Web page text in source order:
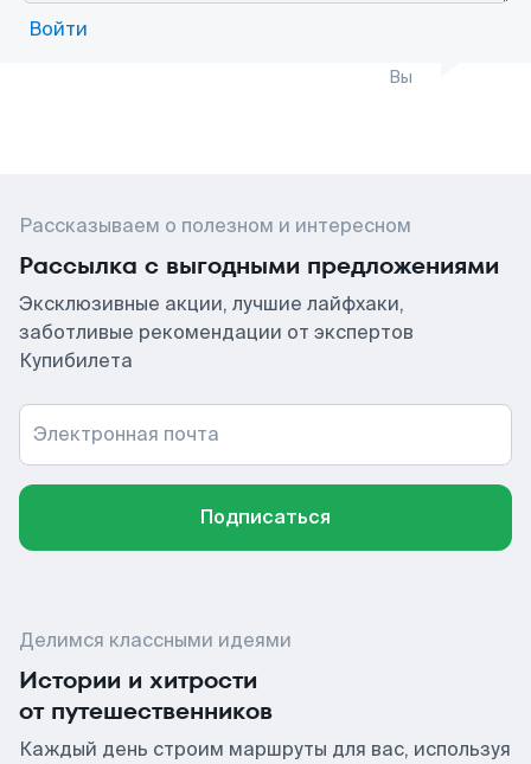
Войти
Вы
Рассказываем о полезном и интересном
Рассылка с выгодными предложениями
Эксклюзивные акции, лучшие лайфхаки,
заботливые рекомендации от экспертов
Купибилета
Электронная почта
Подписаться
Делимся классными идеями
Истории и хитрости
от путешественников
Каждый день строим маршруты для вас, используя